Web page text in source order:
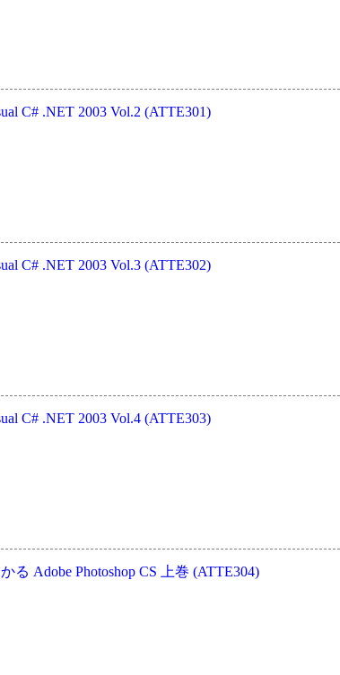
C# .NET 2003 Vol.2 (ATTE301)
C# .NET 2003 Vol.3 (ATTE302)
C# .NET 2003 Vol.4 (ATTE303)
る Adobe Photoshop CS 上巻 (ATTE304)